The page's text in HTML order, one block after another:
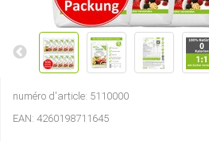
numéro d'article: 5110000
EAN: 4260198711645